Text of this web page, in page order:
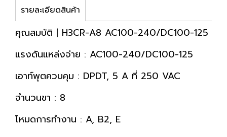
รายละเอียดสินค้า
คุณสมบัติ | H3CR-A8 AC100-240/DC100-125
แรงดันแหล่งจ่าย : AC100-240/DC100-125
เอาท์พุตควบคุม : DPDT, 5 A ที่ 250 VAC
จำนวนขา : 8
โหมดการทำงาน : A, B2, E